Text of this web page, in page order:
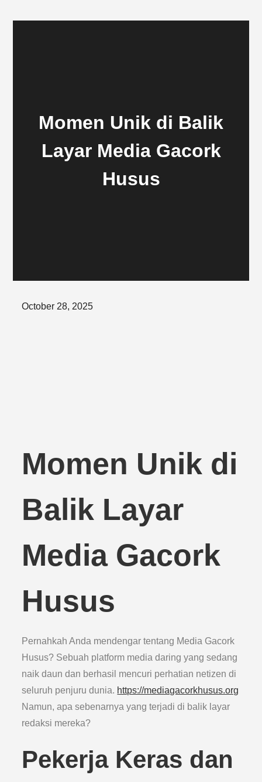
Momen Unik di Balik
Layar Media Gacork
Husus
Posted
October 28, 2025
Momen Unik di
Balik Layar
Media Gacork
Husus
Pernahkah Anda mendengar tentang Media Gacork
Husus? Sebuah platform media daring yang sedang
naik daun dan berhasil mencuri perhatian netizen di
seluruh penjuru dunia. https://mediagacorkhusus.org
Namun, apa sebenarnya yang terjadi di balik layar
redaksi mereka?
Pekerja Keras dan